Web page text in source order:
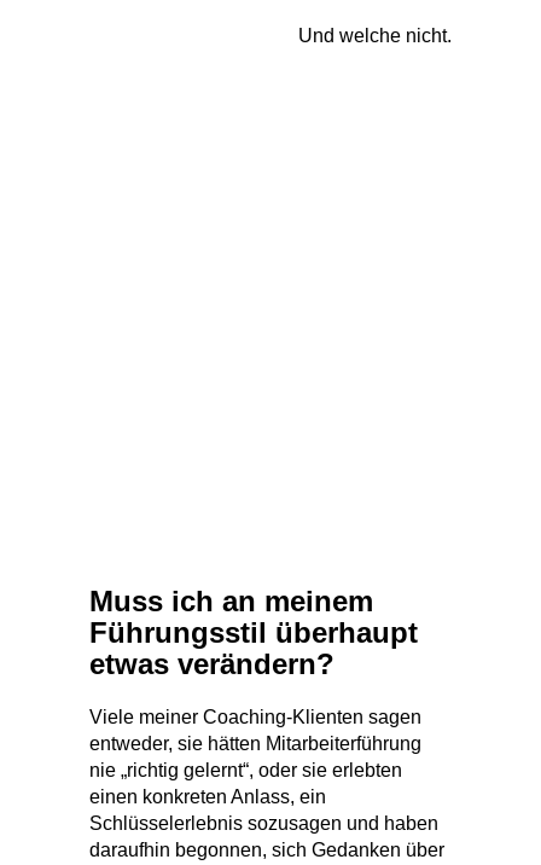
Und welche nicht.
Muss ich an meinem
Führungsstil überhaupt
etwas verändern?
Viele meiner Coaching-Klienten sagen
entweder, sie hätten Mitarbeiterführung
nie „richtig gelernt“, oder sie erlebten
einen konkreten Anlass, ein
Schlüsselerlebnis sozusagen und haben
daraufhin begonnen, sich Gedanken über